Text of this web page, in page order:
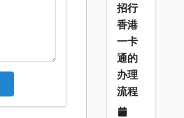
招行
香港
一卡
通的
办理
流程